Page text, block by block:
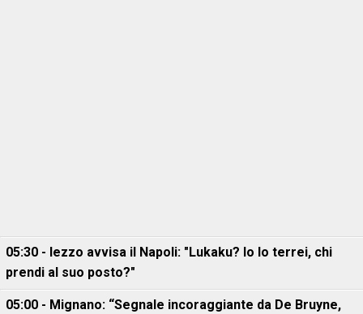
05:30 - Iezzo avvisa il Napoli: "Lukaku? Io lo terrei, chi
prendi al suo posto?"
05:00 - Mignano: “Segnale incoraggiante da De Bruyne,